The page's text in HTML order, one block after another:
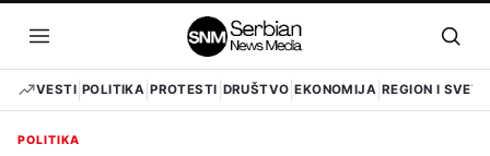
sadržaj
Otvori
meni
VESTI POLITIKA PROTESTI DRUŠTVO EKONOMIJA REGION I SVET
POLITIKA